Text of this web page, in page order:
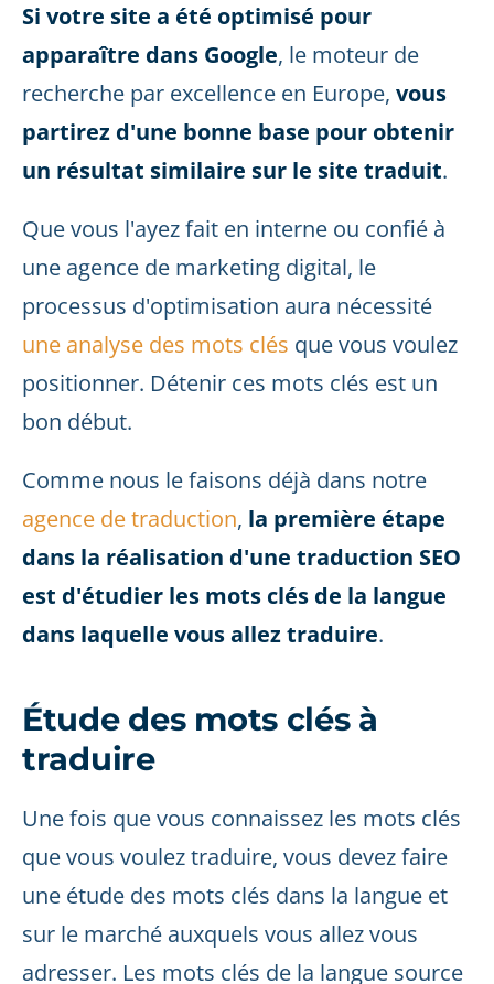
Si votre site a été optimisé pour
apparaître dans Google, le moteur de
recherche par excellence en Europe, vous
partirez d'une bonne base pour obtenir
un résultat similaire sur le site traduit.
Que vous l'ayez fait en interne ou confié à
une agence de marketing digital, le
processus d'optimisation aura nécessité
une analyse des mots clés que vous voulez
positionner. Détenir ces mots clés est un
bon début.
Comme nous le faisons déjà dans notre
agence de traduction, la première étape
dans la réalisation d'une traduction SEO
est d'étudier les mots clés de la langue
dans laquelle vous allez traduire.
Étude des mots clés à
traduire
Une fois que vous connaissez les mots clés
que vous voulez traduire, vous devez faire
une étude des mots clés dans la langue et
sur le marché auxquels vous allez vous
adresser. Les mots clés de la langue source